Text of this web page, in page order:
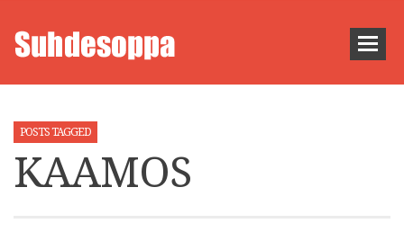
POSTS TAGGED
KAAMOS